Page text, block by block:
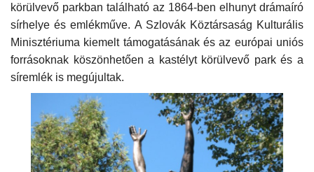
körülvevő parkban található az 1864-ben elhunyt drámaíró
sírhelye és emlékműve. A Szlovák Köztársaság Kulturális
Minisztériuma kiemelt támogatásának és az európai uniós
forrásoknak köszönhetően a kastélyt körülvevő park és a
síremlék is megújultak.